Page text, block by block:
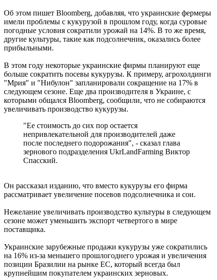
Об этом пишет Bloomberg, добавляя, что украинские фермеры
имели проблемы с кукурузой в прошлом году, когда суровые
погодные условия сократили урожай на 14%. В то же время,
другие культуры, такие как подсолнечник, оказались более
прибыльными.
В этом году некоторые украинские фирмы планируют еще
больше сократить посевы кукурузы. К примеру, агрохолдинги
"Мрия" и "Нибулон" запланировали сокращение на 17% в
следующем сезоне. Еще два производителя в Украине, с
которыми общался Bloomberg, сообщили, что не собираются
увеличивать производство кукурузы.
"Ее стоимость до сих пор остается
непривлекательной для производителей даже
после последнего подорожания", - сказал глава
зернового подразделения UkrLandFarming Виктор
Спасский.
Он рассказал изданию, что вместо кукурузы его фирма
рассматривает увеличение посевов подсолнечника и сои.
Нежелание увеличивать производство культуры в следующем
сезоне может уменьшить экспорт четвертого в мире
поставщика.
Украинские зарубежные продажи кукурузы уже сократились
на 16% из-за меньшего прошлогоднего урожая и увеличения
позиции Бразилии на рынке ЕС, который всегда был
крупнейшим покупателем украинских зерновых.